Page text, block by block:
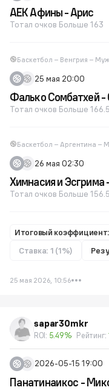
АЕК Афины - Арис
Тотал очков Больше 163
Баскетбол – Венгрия –
25 мая 20:00
Фалько Сомбатхей -
Тотал очков Больше 166.5
Баскетбол – Аргентина
26 мая 02:30
Химнасия и
Тотал очков Больше 156.5
Итоговый коэффициент:
Ставка: 1 (1%)
25 мая 2026, 10:56
sapar30mkr
ROI: 5.49% Рейтинг:
2026-05-15 19:00
Панатинаикос -